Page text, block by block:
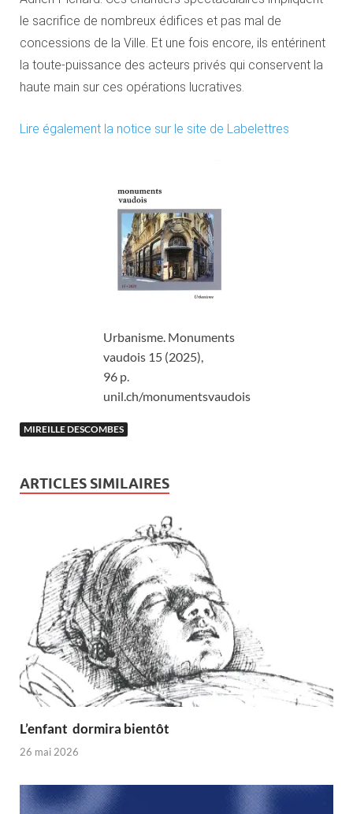
le sacrifice de nombreux édifices et pas mal de
concessions de la Ville. Et une fois encore, ils entérinent
la toute-puissance des acteurs privés qui conservent la
haute main sur ces opérations lucratives.
Lire également la notice sur le site de Labelettres
Urbanisme. Monuments
vaudois 15 (2025),
96 p.
unil.ch/monumentsvaudois
MIREILLE DESCOMBES
ARTICLES SIMILAIRES
L’enfant dormira bientôt
26 mai 2026